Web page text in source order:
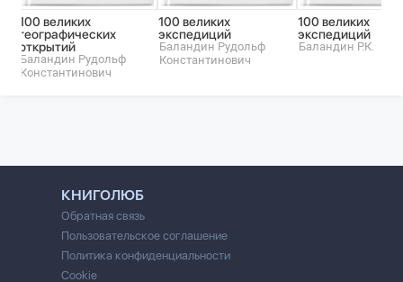
100 великих
географических
открытий
Баландин Рудольф
Константинович
100 великих
экспедиций
Баландин Рудольф
Константинович
100 великих
экспедиций
Баландин Р.К.
КНИГОЛЮБ
Обратная связь
Пользовательское соглашение
Политика конфиденциальности
Cookie